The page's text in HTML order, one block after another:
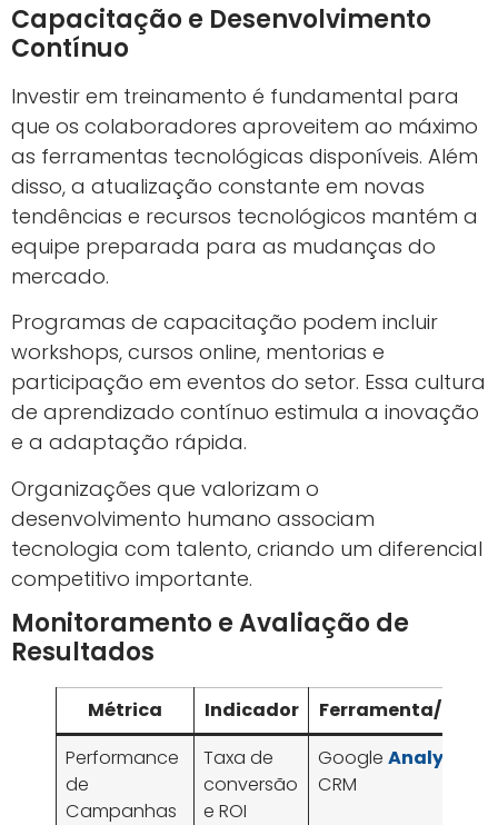
Capacitação e Desenvolvimento
Contínuo
Investir em treinamento é fundamental para
que os colaboradores aproveitem ao máximo
as ferramentas tecnológicas disponíveis. Além
disso, a atualização constante em novas
tendências e recursos tecnológicos mantém a
equipe preparada para as mudanças do
mercado.
Programas de capacitação podem incluir
workshops, cursos online, mentorias e
participação em eventos do setor. Essa cultura
de aprendizado contínuo estimula a inovação
e a adaptação rápida.
Organizações que valorizam o
desenvolvimento humano associam
tecnologia com talento, criando um diferencial
competitivo importante.
Monitoramento e Avaliação de
Resultados
Métrica Indicador
Ferramenta/
Performance
de
Campanhas
Taxa de
conversão
e ROI
GoogleAnalytics
CRM